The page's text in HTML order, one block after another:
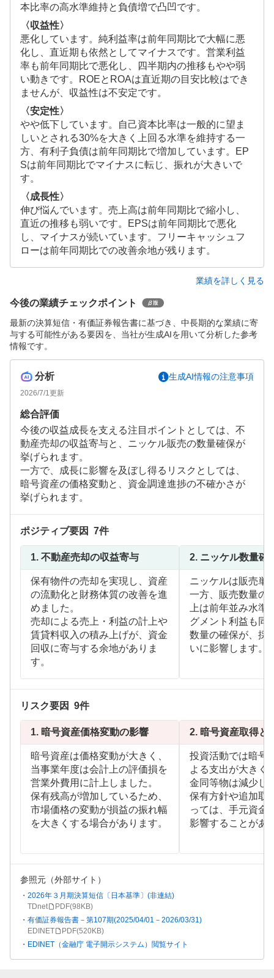
本比率の高水準維持と負債増で凸凹です。
〈収益性〉
悪化しています。純利益率は前年同期比で大幅に悪
化し、直近期も依然としてマイナスです。営業利益
率も前年同期比で悪化し、四半期内の推移もやや弱
い動きです。ROEとROAは直近期の目安比較はでき
ませんが、収益性は不安定です。
〈安定性〉
やや低下しています。自己資本比率は一般的に望ま
しいとされる30%を大きく上回る水準を維持する一
方、有利子負債は前年同期比で増加しています。EP
Sは前年同期比でマイナスに転じ、振れが大きいで
す。
〈成長性〉
伸び悩んでいます。売上高は前年同期比で縮小し、
直近の推移も弱いです。EPSは前年同期比で悪化
し、マイナスが続いています。フリーキャッシュフ
ローは前年同期比での改善余地が残ります。
業績を詳しく見る
今後の業績チェックポイント
最新の決算短信・有価証券報告書に基づき、中長期的な業績に寄
与する可能性がある要因を、当社が生成AIを用いて分析した参考
情報です。
分析 生成AI情報の注意事項
2026/7/1更新
総合評価
今後の収益成長を支える注目ポイントとしては、不
動産売却の収益寄与と、ニッケル販売の数量確保が
挙げられます。
一方で、成長に影響を及ぼし得るリスクとしては、
暗号資産の価格変動と、資金調達進捗の不確かさが
挙げられます。
ポジティブ要因 7件
1. 不動産売却の収益寄与
保有物件の売却を実現し、資産
の流動化と財務体質の改善を進
めました。
売却による売上・利益の計上や
賃貸料収入の積み上げが、資金
回収に寄与する余地がありま
す。
2. ニッケル数量確
ニッケルは販売単
一方、販売数量の
上は前年並み水準
グメント利益も同
数量の確保が、採
いに影響します。
リスク要因 9件
1. 暗号資産価格変動の影響
暗号資産は価格変動が大きく、
当事業年度は会計上の評価損を
営業外費用に計上しました。
保有残高が増加しているため、
市場価格の変動が損益の振れ幅
を大きくする場合があります。
2. 暗号資産取得と
投資活動では暗号
よる支出が大きく
金同等物は減少し
保有方針や追加取
っては、手元資金
影響することがあ
参照元（外部サイト）
2026年３月期決算短信〔日本基準〕(非連結)
TDnet
PDF(98KB)
有価証券報告書－第107期(2025/04/01－2026/03/31)
EDINET
PDF(520KB)
EDINET（金融庁 電子開示システム）閲覧サイト